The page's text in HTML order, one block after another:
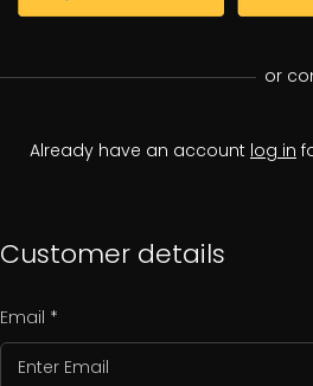
or
Already have an account log in
Customer details
Email